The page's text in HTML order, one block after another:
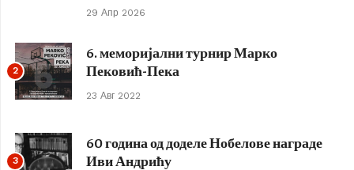
29 Апр 2026
2
6. меморијални турнир Марко
Пековић-Пека
23 Авг 2022
3
60 година од доделе Нобелове награде
Иви Андрићу